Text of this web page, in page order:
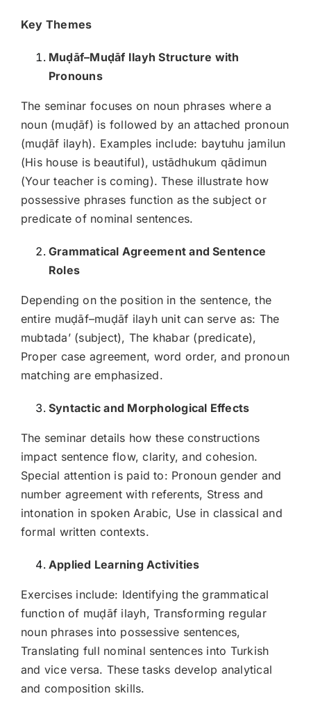
Key Themes
Muḍāf–Muḍāf Ilayh Structure with
Pronouns
The seminar focuses on noun phrases where a
noun (muḍāf) is followed by an attached pronoun
(muḍāf ilayh). Examples include: baytuhu jamilun
(His house is beautiful), ustādhukum qādimun
(Your teacher is coming). These illustrate how
possessive phrases function as the subject or
predicate of nominal sentences.
Grammatical Agreement and Sentence
Roles
Depending on the position in the sentence, the
entire muḍāf–muḍāf ilayh unit can serve as: The
mubtada’ (subject), The khabar (predicate),
Proper case agreement, word order, and pronoun
matching are emphasized.
Syntactic and Morphological Effects
The seminar details how these constructions
impact sentence flow, clarity, and cohesion.
Special attention is paid to: Pronoun gender and
number agreement with referents, Stress and
intonation in spoken Arabic, Use in classical and
formal written contexts.
Applied Learning Activities
Exercises include: Identifying the grammatical
function of muḍāf ilayh, Transforming regular
noun phrases into possessive sentences,
Translating full nominal sentences into Turkish
and vice versa. These tasks develop analytical
and composition skills.